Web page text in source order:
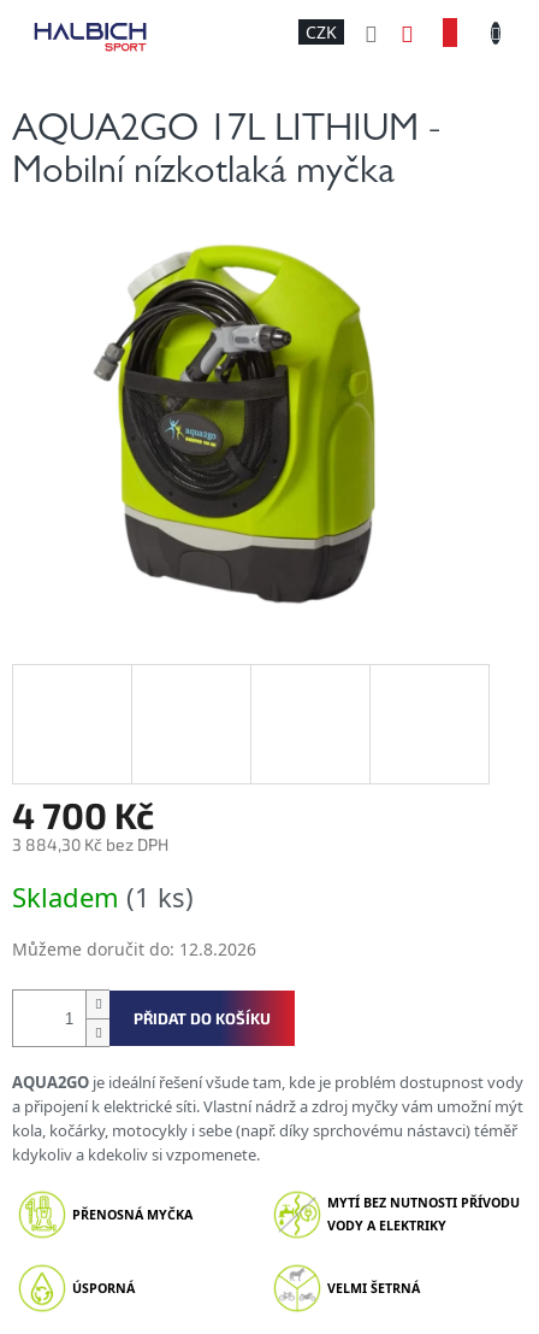
CZK
AQUA2GO 17L LITHIUM -
Mobilní nízkotlaká myčka
4 700 Kč
3 884,30 Kč bez DPH
cena:
Skladem (1 ks)
Můžeme doručit do: 12.8.2026
PŘIDAT DO KOŠÍKU
AQUA2GO je ideální řešení všude tam, kde je problém dostupnost vody
a připojení k elektrické síti. Vlastní nádrž a zdroj myčky vám umožní mýt
kola, kočárky, motocykly i sebe (např. díky sprchovému nástavci) téměř
kdykoliv a kdekoliv si vzpomenete.
PŘENOSNÁ MYČKA
MYTÍ BEZ NUTNOSTI PŘÍVODU
VODY A ELEKTRIKY
ÚSPORNÁ VELMI ŠETRNÁ